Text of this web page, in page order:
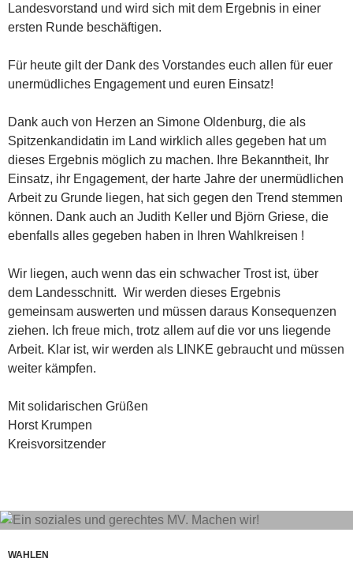
Landesvorstand und wird sich mit dem Ergebnis in einer
ersten Runde beschäftigen.
Für heute gilt der Dank des Vorstandes euch allen für euer
unermüdliches Engagement und euren Einsatz!
Dank auch von Herzen an Simone Oldenburg, die als
Spitzenkandidatin im Land wirklich alles gegeben hat um
dieses Ergebnis möglich zu machen. Ihre Bekanntheit, Ihr
Einsatz, ihr Engagement, der harte Jahre der unermüdlichen
Arbeit zu Grunde liegen, hat sich gegen den Trend stemmen
können. Dank auch an Judith Keller und Björn Griese, die
ebenfalls alles gegeben haben in Ihren Wahlkreisen !
Wir liegen, auch wenn das ein schwacher Trost ist, über
dem Landesschnitt. Wir werden dieses Ergebnis
gemeinsam auswerten und müssen daraus Konsequenzen
ziehen. Ich freue mich, trotz allem auf die vor uns liegende
Arbeit. Klar ist, wir werden als LINKE gebraucht und müssen
weiter kämpfen.
Mit solidarischen Grüßen
Horst Krumpen
Kreisvorsitzender
WAHLEN